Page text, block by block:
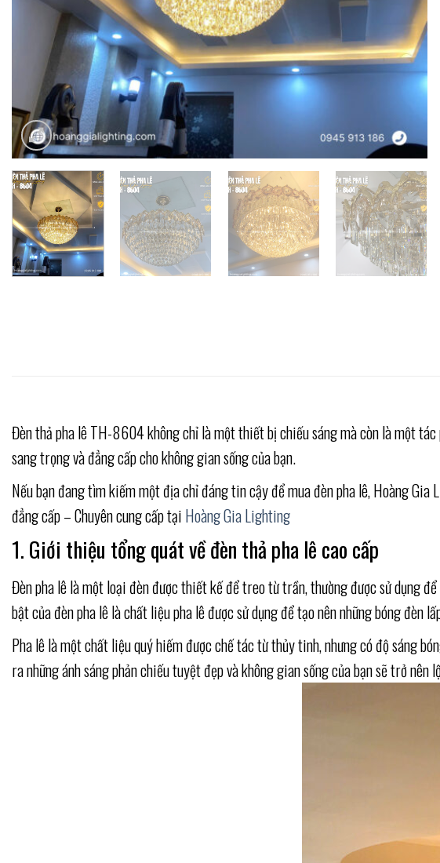
Đèn thả pha lê TH-8604 không chỉ là một thiết bị chiếu sáng mà còn là một tác
sang trọng và đẳng cấp cho không gian sống của bạn.
Nếu bạn đang tìm kiếm một địa chỉ đáng tin cậy để mua đèn pha lê, Hoàng
đẳng cấp – Chuyên cung cấp tại Hoàng Gia Lighting
1. Giới thiệu tổng quát về đèn thả pha lê cao cấp
Đèn pha lê là một loại đèn được thiết kế để treo từ trần, thường được sử dụng
bật của đèn pha lê là chất liệu pha lê được sử dụng để tạo nên những bóng đèn
Pha lê là một chất liệu quý hiếm được chế tác từ thủy tinh, nhưng có độ sáng
ra những ánh sáng phản chiếu tuyệt đẹp và không gian sống của bạn sẽ trở nên